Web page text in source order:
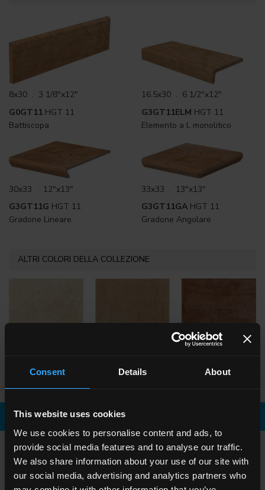
Consent Details About
This website uses cookies
We use cookies to personalise content and ads, to
provide social media features and to analyse our traffic.
We also share information about your use of our site with
our social media, advertising and analytics partners who
8x30 . 3 1/8"x12"
G0GT11 HGT 11
Battiscopa
16.5x30 . 6 1/2"x12"
G3GT11ELM HGT 11
Elemento a L monolitico
30x33 . 12"x13"
G3GT11G HGT 11
Gradone Lineare
33x33 . 13"x13"
G3GT11GA HGT 11
Gradone Angolare
ALTRI COLORI DELLA COLLEZIONE
HGT 10Bianco HGT 1Beige Cotto
Scarica la brochure Richiedi informazioni
SCEGLI UNA COLLEZIONE PER
Applicazione